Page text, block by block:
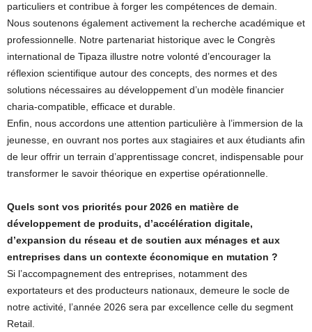
particuliers et contribue à forger les compétences de demain.
Nous soutenons également activement la recherche académique et
professionnelle. Notre partenariat historique avec le Congrès
international de Tipaza illustre notre volonté d’encourager la
réflexion scientifique autour des concepts, des normes et des
solutions nécessaires au développement d’un modèle financier
charia-compatible, efficace et durable.
Enfin, nous accordons une attention particulière à l’immersion de la
jeunesse, en ouvrant nos portes aux stagiaires et aux étudiants afin
de leur offrir un terrain d’apprentissage concret, indispensable pour
transformer le savoir théorique en expertise opérationnelle.
Quels sont vos priorités pour 2026 en matière de
développement de produits, d’accélération digitale,
d’expansion du réseau et de soutien aux ménages et aux
entreprises dans un contexte économique en mutation ?
Si l’accompagnement des entreprises, notamment des
exportateurs et des producteurs nationaux, demeure le socle de
notre activité, l’année 2026 sera par excellence celle du segment
Retail.